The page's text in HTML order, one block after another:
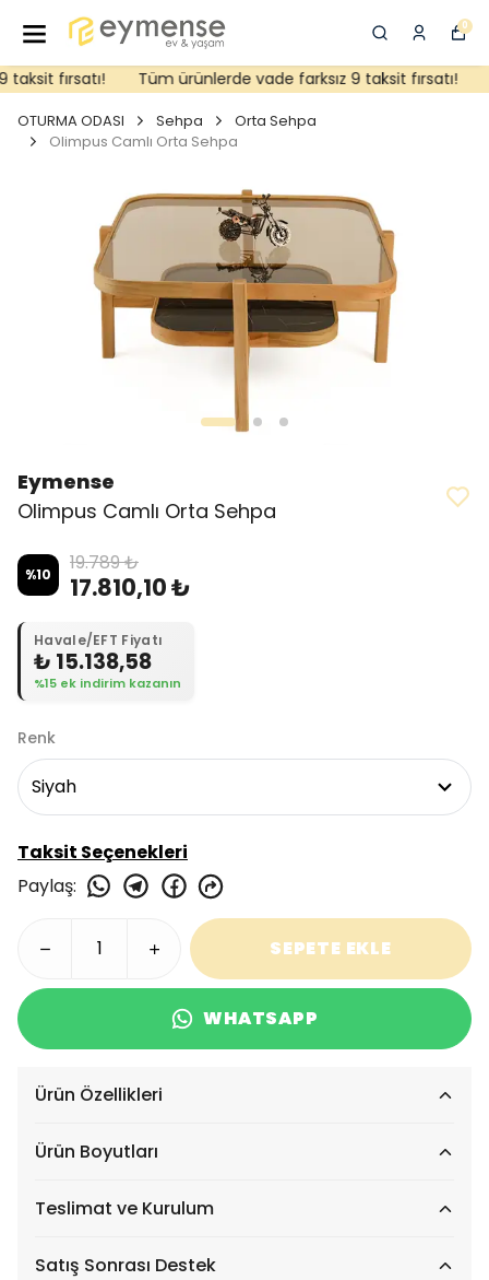
0
fırsatı! Tüm ürünlerde vade farksız 9 taksit fırsatı!
OTURMA ODASI Sehpa
Orta Sehpa
Olimpus Camlı Orta Sehpa
Eymense
Olimpus Camlı Orta Sehpa
%10 19.789 ₺
17.810,10 ₺
Havale/EFT Fiyatı
₺ 15.138,58
%15 ek indirim kazanın
Renk
Taksit Seçenekleri
Paylaş:
SEPETE EKLE
WHATSAPP
Ürün Özellikleri
Ürün Boyutları
Teslimat ve Kurulum
Satış Sonrası Destek